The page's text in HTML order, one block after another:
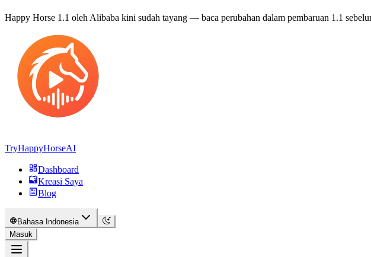
Happy Horse 1.1 oleh Alibaba kini sudah tayang — baca perubahan dalam pembaruan 1.1
TryHappyHorseAI
Dashboard
Kreasi Saya
Blog
Bahasa Indonesia
Masuk